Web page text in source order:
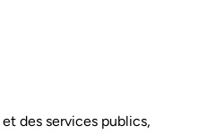
des services publics,